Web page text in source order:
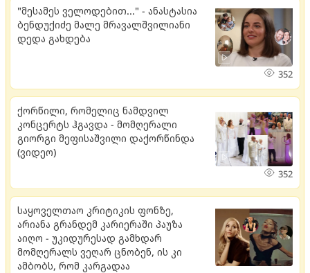
"მესამეს ველოდებით..." - ანასტასია
ბენდუქიძე მალე მრავალშვილიანი
დედა გახდება
352
ქორწილი, რომელიც ნამდვილ
კონცერტს ჰგავდა - მომღერალი
გიორგი მეფისაშვილი დაქორწინდა
(ვიდეო)
352
საყოველთაო კრიტიკის ფონზე,
არიანა გრანდემ კარიერაში პაუზა
აიღო - უკიდურესად გამხდარ
მომღერალს ვეღარ ცნობენ, ის კი
ამბობს, რომ კარგადაა